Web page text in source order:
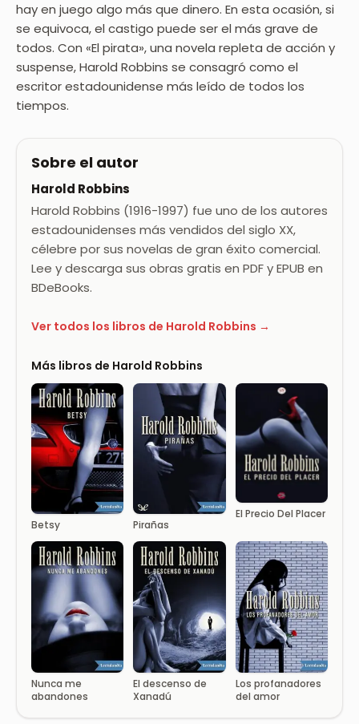
hay en juego algo más que dinero. En esta ocasión, si
se equivoca, el castigo puede ser el más grave de
todos. Con «El pirata», una novela repleta de acción y
suspense, Harold Robbins se consagró como el
escritor estadounidense más leído de todos los
tiempos.
Sobre el autor
Harold Robbins
Harold Robbins (1916-1997) fue uno de los autores
estadounidenses más vendidos del siglo XX,
célebre por sus novelas de gran éxito comercial.
Lee y descarga sus obras gratis en PDF y EPUB en
BDeBooks.
Ver todos los libros de Harold Robbins →
Más libros de Harold Robbins
Betsy Pirañas
El Precio Del Placer
Nunca me
abandones
El descenso de
Xanadú
Los profanadores
del amor